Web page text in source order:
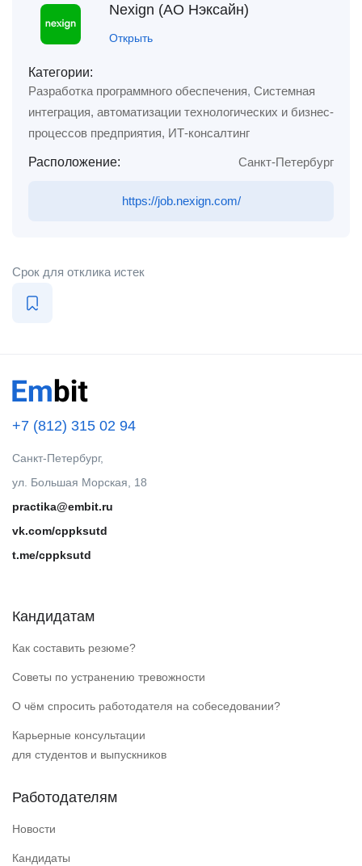
Nexign (АО Нэксайн)
Открыть
Категории:
Разработка программного обеспечения, Системная
интеграция, автоматизации технологических и бизнес-
процессов предприятия, ИТ-консалтинг
Расположение: Санкт-Петербург
https://job.nexign.com/
Срок для отклика истек
+7 (812) 315 02 94
Санкт-Петербург,
ул. Большая Морская, 18
practika@embit.ru
vk.com/cppksutd
t.me/cppksutd
Кандидатам
Как составить резюме?
Советы по устранению тревожности
О чём спросить работодателя на собеседовании?
Карьерные консультации
для студентов и выпускников
Работодателям
Новости
Кандидаты